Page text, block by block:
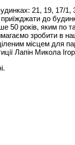
21, 19, 17/
приїжджати до
50 років, яким по
зробити в
місцем для
Лапін Микола